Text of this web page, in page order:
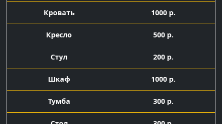
Кровать 1000 р.
Кресло 500 р.
Стул 200 р.
Шкаф 1000 р.
Тумба 300 р.